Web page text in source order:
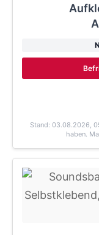
Stand: 03.08.2026,
haben.